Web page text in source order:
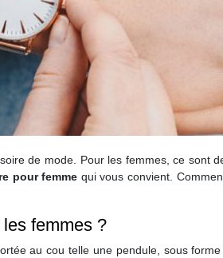
de mode. Pour les femmes, ce sont
pour femme qui vous convient.
femmes ?
au cou telle une pendule, sous